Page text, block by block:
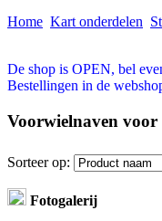
Home Kart onderdelen
De shop is OPEN, bel
Bestellingen in de
Voorwielnaven voor
Sorteer op:
Fotogalerij